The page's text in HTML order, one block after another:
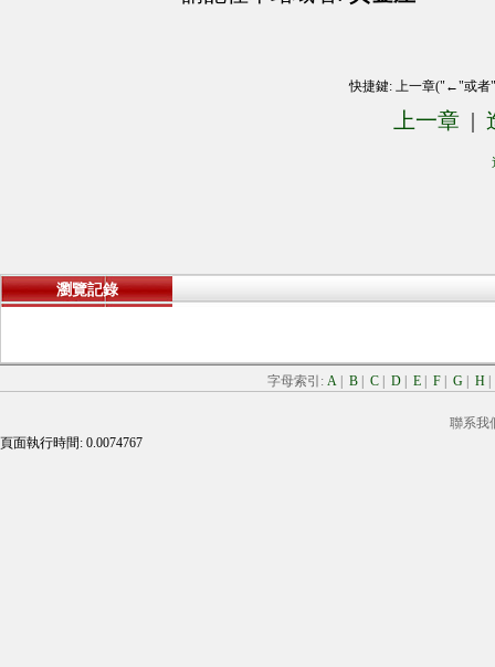
快捷鍵: 上一章("←"或
上一章 |
瀏覽記錄
字母索引: A B C D E F G H
聯系我
頁面執行時間: 0.0074767